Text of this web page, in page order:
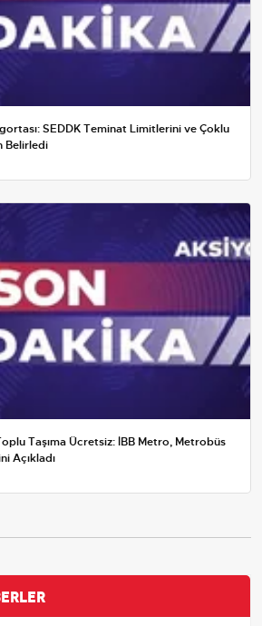
SEDDK Teminat Limitlerini ve Çoklu
Belirledi
Taşıma Ücretsiz: İBB Metro, Metrobüs
Açıkladı